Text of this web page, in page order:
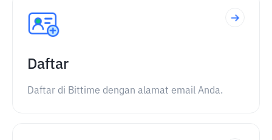
Daftar
Daftar di Bittime dengan alamat email Anda.